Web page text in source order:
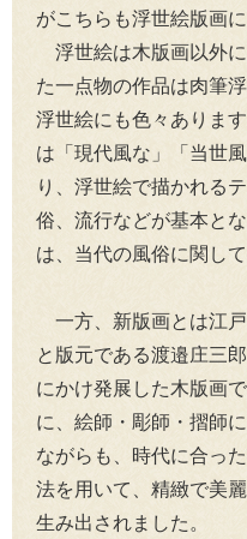
がこちらも浮世絵版画に
浮世絵は木版画以外
た一点物の作品は肉筆
浮世絵にも色々ありま
は「現代風な」「当世
り、浮世絵で描かれる
俗、流行などが基本と
は、当代の風俗に関し
一方、新版画とは江
と版元である渡邉庄三
にかけ発展した木版画
に、絵師・彫師・摺師
ながらも、時代に合っ
法を用いて、精緻で美
生み出されました。